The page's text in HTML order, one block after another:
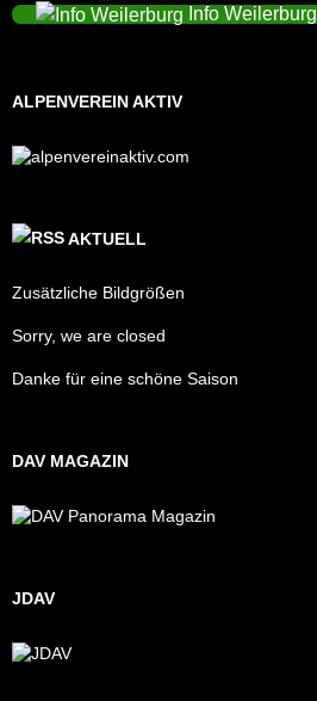
Info Weilerburg
ALPENVEREIN AKTIV
AKTUELL
Zusätzliche Bildgrößen
Sorry, we are closed
Danke für eine schöne Saison
DAV MAGAZIN
JDAV